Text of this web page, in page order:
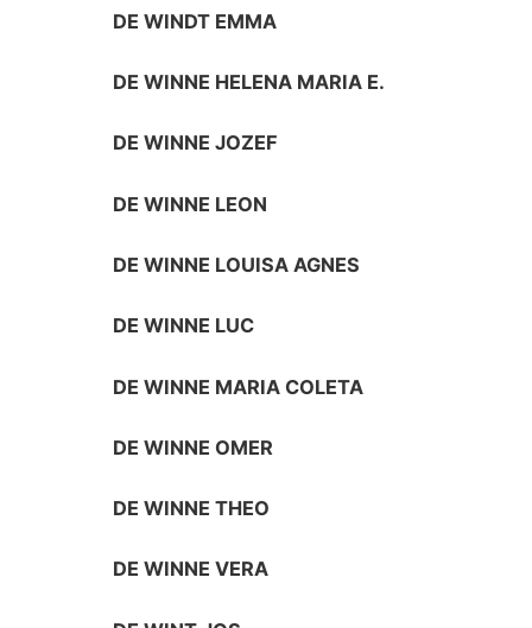
DE WINDT EMMA
DE WINNE HELENA MARIA E.
DE WINNE JOZEF
DE WINNE LEON
DE WINNE LOUISA AGNES
DE WINNE LUC
DE WINNE MARIA COLETA
DE WINNE OMER
DE WINNE THEO
DE WINNE VERA